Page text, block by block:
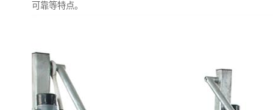
可靠等特点。